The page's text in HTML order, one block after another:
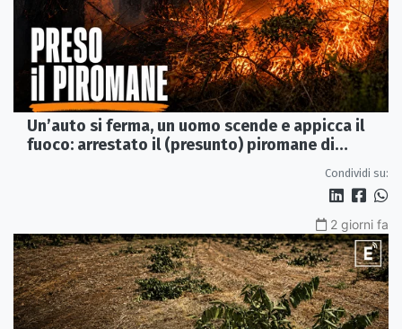
Un’auto si ferma, un uomo scende e appicca il
fuoco: arrestato il (presunto) piromane di
Condividi su:
2 giorni fa